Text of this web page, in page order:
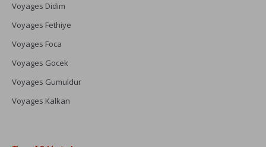
Voyages Didim
Voyages Fethiye
Voyages Foca
Voyages Gocek
Voyages Gumuldur
Voyages Kalkan